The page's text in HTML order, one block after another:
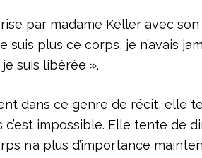
par madame Keller avec
suis plus ce corps, je n’avais
suis libérée ».
dans ce genre de récit, elle
c’est impossible. Elle tente de
n’a plus d’importance